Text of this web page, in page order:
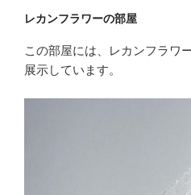
レカンフラワーの部屋
この部屋には、レカンフラワ
展示しています。